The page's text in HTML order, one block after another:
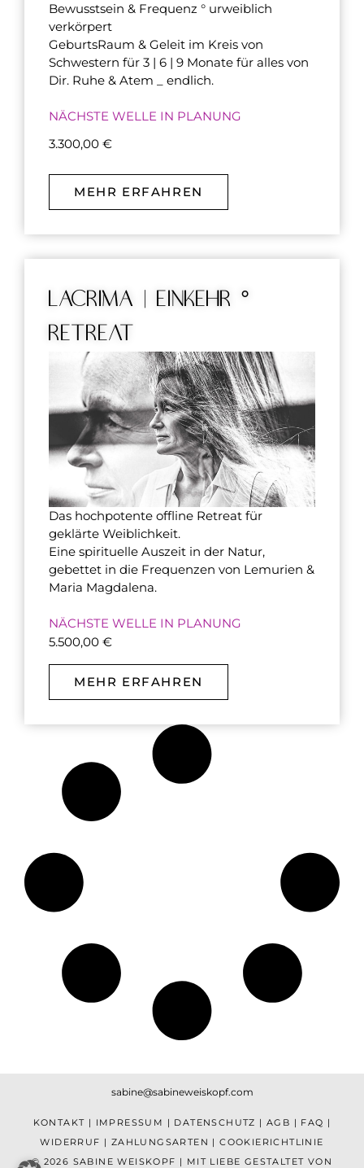
Bewusstsein & Frequenz ° urweiblich
verkörpert
GeburtsRaum & Geleit im Kreis von
Schwestern für 3 | 6 | 9 Monate für alles von
Dir. Ruhe & Atem _ endlich.
NÄCHSTE WELLE IN PLANUNG
3.300,00 €
MEHR ERFAHREN
LACRIMA | Einkehr °
Retreat
Das hochpotente offline Retreat für
geklärte Weiblichkeit.
Eine spirituelle Auszeit in der Natur,
gebettet in die Frequenzen von Lemurien &
Maria Magdalena.
NÄCHSTE WELLE IN PLANUNG
5.500,00 €
MEHR ERFAHREN
sabine@sabineweiskopf.com
KONTAKT | IMPRESSUM | DATENSCHUTZ | AGB | FAQ |
WIDERRUF | ZAHLUNGSARTEN |COOKIERICHTLINIE
© 2026 SABINE WEISKOPF | MIT LIEBE GESTALTET VON